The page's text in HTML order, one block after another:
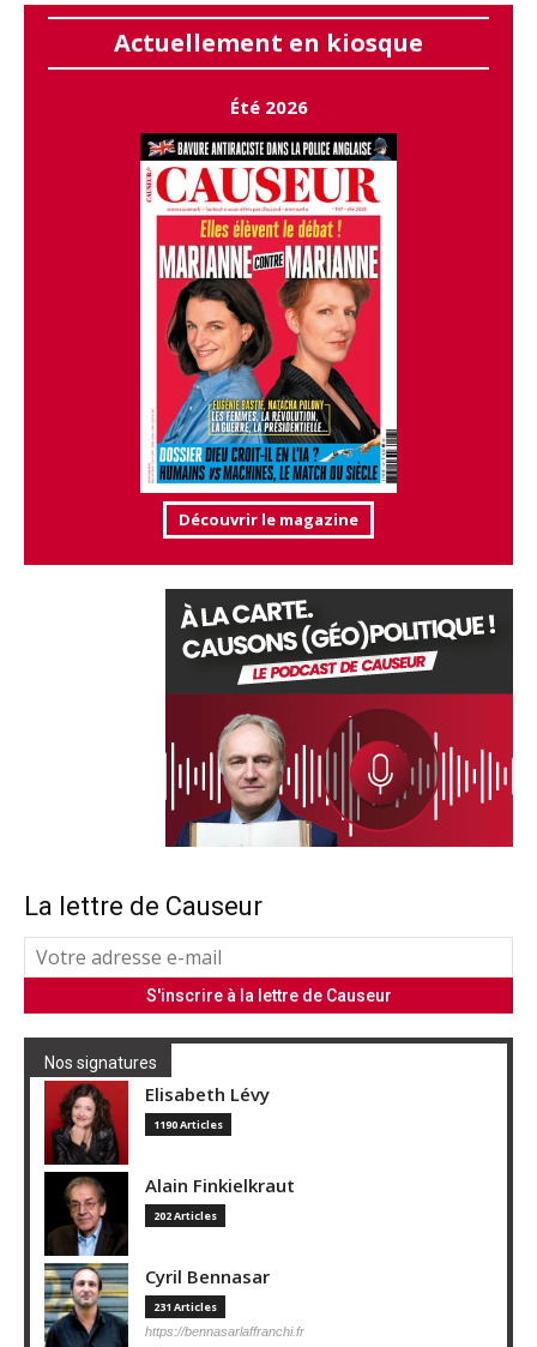
Actuellement en kiosque
Été 2026
Découvrir le magazine
La lettre de Causeur
Nos signatures
Elisabeth Lévy
1190 Articles
Alain Finkielkraut
202 Articles
Cyril Bennasar
231 Articles
https://bennasarlaffranchi.fr